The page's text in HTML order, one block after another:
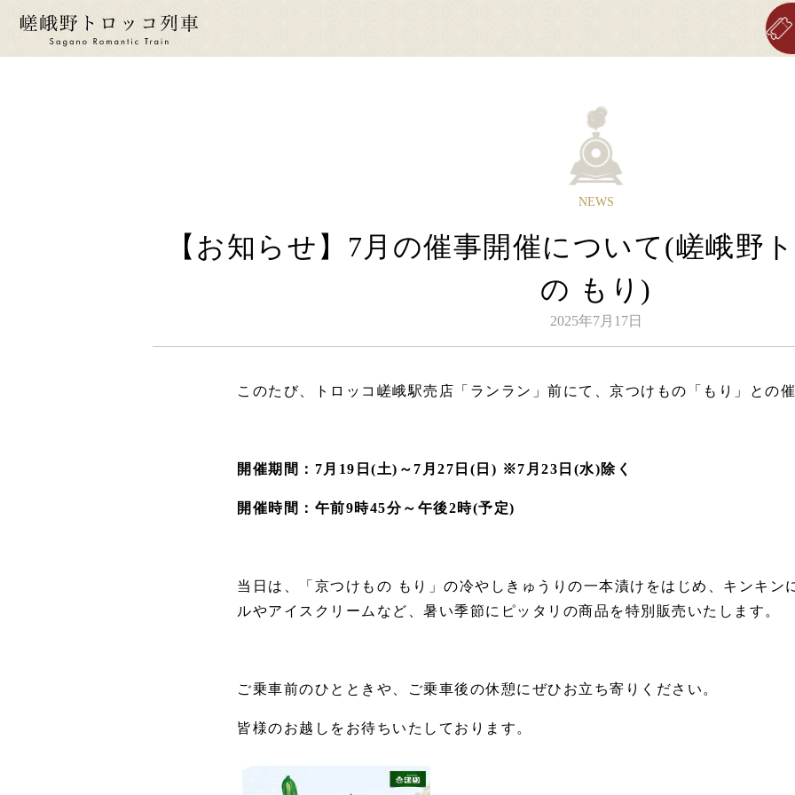
時刻表のご案内
お身体の不自由なお客さまへ
about Sagano Romantic Train
嵯峨野トロッコについて
嵯峨野トロッコ列車とは
季節ごとの楽しみ方
ツアー紹介
よくあるご質問
お知らせ
NEWS
【お知らせ】7月の催事開催について(嵯峨野
の もり)
2025年7月17日
このたび、トロッコ嵯峨駅売店「ランラン」前にて、京つけもの「もり」との
開催期間： 7 月 19 日 (土) ～ 7 月 27 日 ( 日 ) ※7 月 23 日 (水)除く
開催時間：午前9時45分～午後2時(予定)
当日は、「京つけもの もり」の冷やしきゅうりの一本漬けをはじめ、キンキン
ルやアイスクリームなど、暑い季節にピッタリの商品を特別販売いたします。
ご乗車前のひとときや、ご乗車後の休憩にぜひお立ち寄りください。
皆様のお越しをお待ちいたしております。